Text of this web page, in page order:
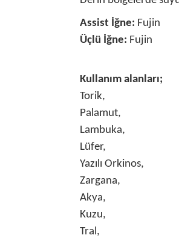
Assist İğne: Fujin
Üçlü İğne: Fujin
Kullanım alanları;
Torik,
Palamut,
Lambuka,
Lüfer,
Yazılı Orkinos,
Zargana,
Akya,
Kuzu,
Tral,